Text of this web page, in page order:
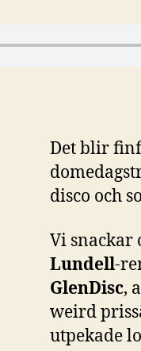
Det blir
disco och
Vi snackar
Lundell-
GlenDisc,
weird
utpekade